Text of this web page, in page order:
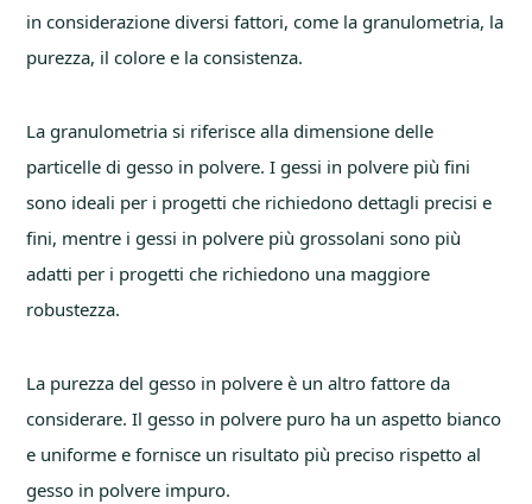
in considerazione diversi fattori, come la granulometria, la
purezza, il colore e la consistenza.
La granulometria si riferisce alla dimensione delle
particelle di gesso in polvere. I gessi in polvere più fini
sono ideali per i progetti che richiedono dettagli precisi e
fini, mentre i gessi in polvere più grossolani sono più
adatti per i progetti che richiedono una maggiore
robustezza.
La purezza del gesso in polvere è un altro fattore da
considerare. Il gesso in polvere puro ha un aspetto bianco
e uniforme e fornisce un risultato più preciso rispetto al
gesso in polvere impuro.